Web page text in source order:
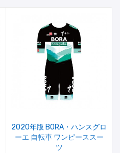
2020年版 BORA・ハンスグロ
ーエ 自転車 ワンピーススー
ツ